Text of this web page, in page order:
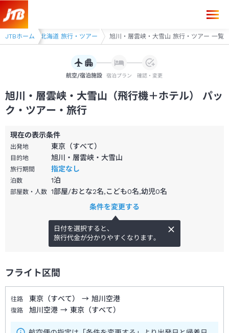
JTBホーム
北海道 北海道 旅行・ツアー 旭川・層雲峡・大雪山 旅行・ツアー 一覧
航空/宿泊施設 宿泊プラン 確認・変更
旭川・層雲峡・大雪山（飛行機＋ホテル） パッ
ク・ツアー・旅行
現在の表示条件
出発地 東京（すべて）
目的地 旭川・層雲峡・大雪山
旅行期間 指定なし
泊数 1泊
部屋数・人数 1部屋/おとな2名,こども0名,幼児0名
条件を変更する
日付を選択すると、
旅行代金が分かりやすくなります。
フライト区間
往路 東京（すべて） → 旭川空港
復路 旭川空港 → 東京（すべて）